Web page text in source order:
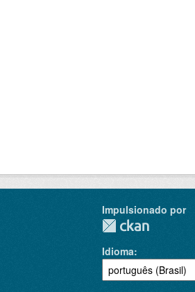
Impulsionado por
Idioma